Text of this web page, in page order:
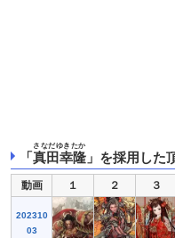
「真田幸隆
さなだゆきたか
」を採用した
動画 １ ２ ３
202310
03